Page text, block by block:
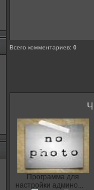
Всего комментариев: 0
Программа для
настройки админо...